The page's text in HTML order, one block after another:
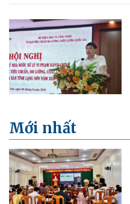
Mới nhất